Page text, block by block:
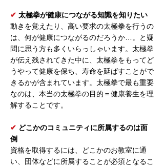
✔︎ 太極拳が健康につながる知識を知りたい
動きを覚えたり、高い要求の太極拳を行うの
は、何が健康につながるのだろうか…。と疑
問に思う方も多くいらっしゃいます。太極拳
が伝え残されてきた中に、太極拳をもってど
うやって健康を保ち、寿命を延ばすことがで
きるかが含まれています。太極拳で最も重要
なのは、本当の太極拳の目的＝健康養生を理
解することです。
✔︎ どこかのコミュニティに所属するのは面
倒
​資格を取得するには、どこかのお教室に通
い、団体などに所属することが必須となるこ